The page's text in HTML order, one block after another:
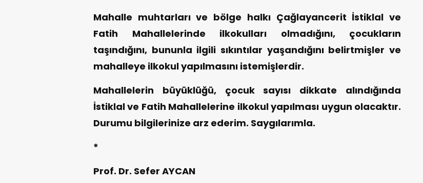
Mahalle muhtarları ve bölge halkı Çağlayancerit İstiklal ve
Fatih Mahallelerinde ilkokulları olmadığını, çocukların
taşındığını, bununla ilgili sıkıntılar yaşandığını belirtmişler ve
mahalleye ilkokul yapılmasını istemişlerdir.
Mahallelerin büyüklüğü, çocuk sayısı dikkate alındığında
İstiklal ve Fatih Mahallelerine ilkokul yapılması uygun olacaktır.
Durumu bilgilerinize arz ederim. Saygılarımla.
*
Prof. Dr. Sefer AYCAN